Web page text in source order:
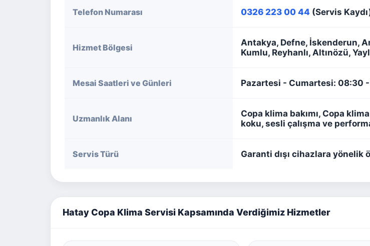
Telefon Numarası 0326 223 00 44 (Servis
Hizmet Bölgesi
Antakya, Defne, İskenderun,
Kumlu, Reyhanlı, Altınözü,
Mesai Saatleri ve Günleri Pazartesi - Cumartesi: 08:30
Uzmanlık Alanı
Copa klima bakımı, Copa
koku, sesli çalışma ve
Servis Türü Garanti dışı cihazlara
Hatay Copa Klima Servisi Kapsamında Verdiğimiz Hizmetler